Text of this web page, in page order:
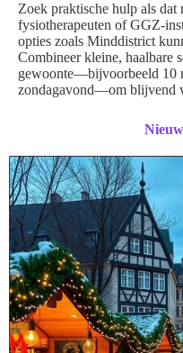
Zoek praktische hulp als dat
fysiotherapeuten of GGZ-
opties zoals Minddistrict
Combineer kleine, haalbare
gewoonte—bijvoorbeeld 10
zondagavond—om blijvend